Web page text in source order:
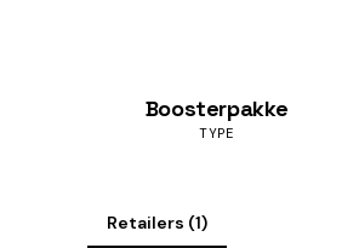
Boosterpakke
TYPE
Retailers (1)